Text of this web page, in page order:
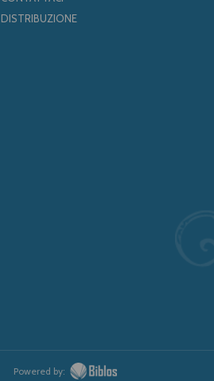
DISTRIBUZIONE
Powered by: